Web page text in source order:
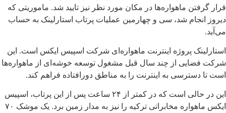
قرار گرفتن ماهواره‌ها در مکان مورد نظر نیز تایید شد. ماموریتی که
دیروز انجام شد، سی و چهارمین عملیات پرتاب استارلینک به حساب
می‌آید.
استارلینک پروژه اینترنت ماهواره‌ای شرکت اسپیس ایکس است. این
شرکت فضایی از چند سال قبل مشغول توسعه خوشه‌ای از ماهواره‌ها
است تا دسترسی به اینترنت را به مناطق دورافتاده فراهم کند.
این در حالی است که در کمتر از ۲۴ ساعت پس از این پرتاب، اسپیس
ایکس ماهواره مخابراتی ترکیه را نیز به مدار زمین برد. یک موشک ۷۰